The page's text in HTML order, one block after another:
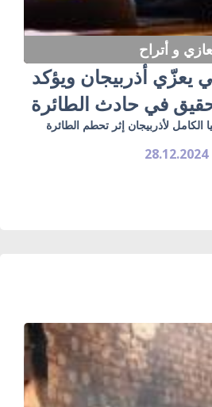
و أتراح
يعزّي أذربيجان ويؤكد
في حادث الطائرة
الكامل لأذربيجان إثر تحطم الطائرة
28.12.2024